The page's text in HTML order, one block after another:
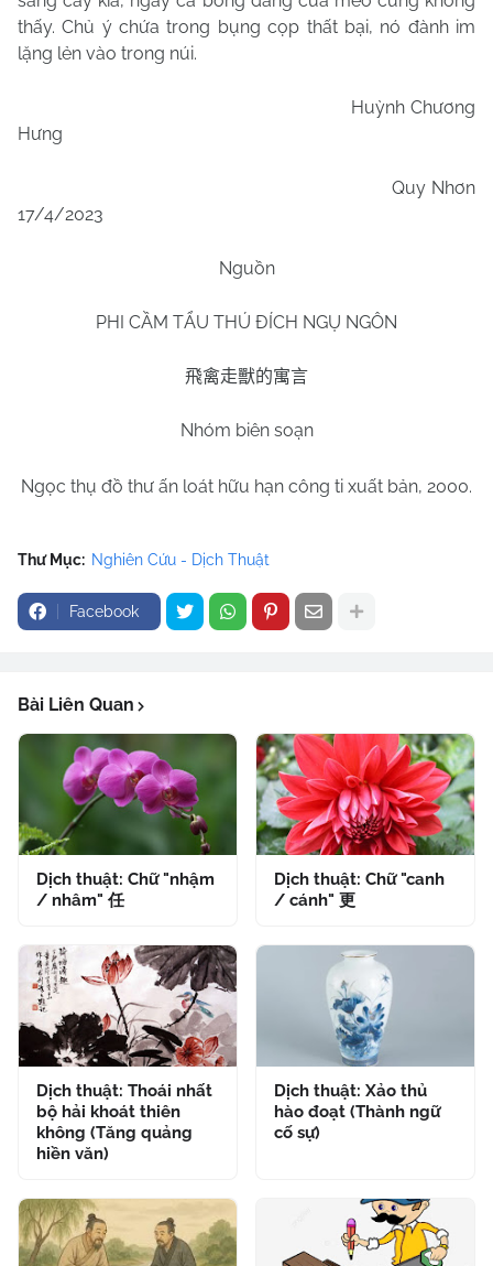
thấy. Chủ ý chứa trong bụng cọp thất bại, nó đành im
lặng lẻn vào trong núi.
Huỳnh Chương
Hưng
Quy Nhơn
17/4/2023
Nguồn
PHI CẦM TẨU THÚ ĐÍCH NGỤ NGÔN
飛禽走獸的寓言
Nhóm biên soạn
Ngọc thụ đồ thư ấn loát hữu hạn công ti xuất bản, 2000.
Thư Mục: Nghiên Cứu - Dịch Thuật
Facebook
Bài Liên Quan
Dịch thuật: Chữ "nhậm
/ nhâm" 任
Dịch thuật: Chữ "canh
/ cánh" 更
Dịch thuật: Thoái nhất
bộ hải khoát thiên
không (Tăng quảng
hiền văn)
Dịch thuật: Xảo thủ
hào đoạt (Thành ngữ
cố sự)